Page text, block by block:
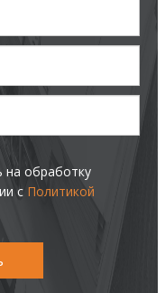
на обработку
с Политикой